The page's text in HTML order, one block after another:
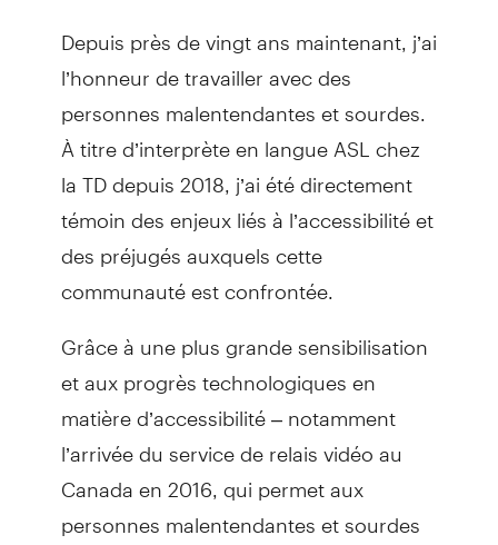
Depuis près de vingt ans maintenant, j’ai
l’honneur de travailler avec des
personnes malentendantes et sourdes.
À titre d’interprète en langue ASL chez
la TD depuis 2018, j’ai été directement
témoin des enjeux liés à l’accessibilité et
des préjugés auxquels cette
communauté est confrontée.
Grâce à une plus grande sensibilisation
et aux progrès technologiques en
matière d’accessibilité – notamment
l’arrivée du service de relais vidéo au
Canada en 2016, qui permet aux
personnes malentendantes et sourdes